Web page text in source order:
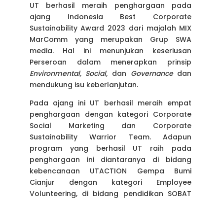
UT berhasil meraih penghargaan pada
ajang Indonesia Best Corporate
Sustainability Award 2023 dari majalah MIX
MarComm yang merupakan Grup SWA
media. Hal ini menunjukan keseriusan
Perseroan dalam menerapkan prinsip
Environmental, Social, dan Governance dan
mendukung isu keberlanjutan.
Pada ajang ini UT berhasil meraih empat
penghargaan dengan kategori Corporate
Social Marketing dan Corporate
Sustainability Warrior Team. Adapun
program yang berhasil UT raih pada
penghargaan ini diantaranya di bidang
kebencanaan UTACTION Gempa Bumi
Cianjur dengan kategori Employee
Volunteering, di bidang pendidikan SOBAT